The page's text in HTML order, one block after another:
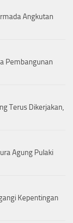
Angkutan
Pembangunan
Terus Dikerjakan,
Agung Pulaki
Kepentingan